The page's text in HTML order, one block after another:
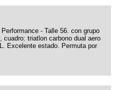
- Talle 56. con grupo
cuadro: triatlon carbono dual aero
Excelente estado. Permuta por